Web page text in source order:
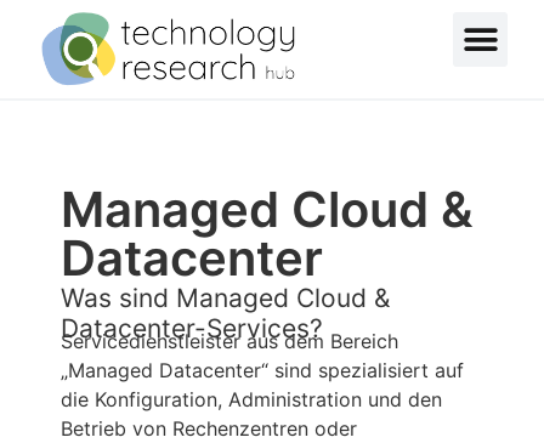
Managed Cloud &
Datacenter
Was sind Managed Cloud &
Datacenter-Services?
Servicedienstleister aus dem Bereich
„Managed Datacenter“ sind spezialisiert auf
die Konfiguration, Administration und den
Betrieb von Rechenzentren oder